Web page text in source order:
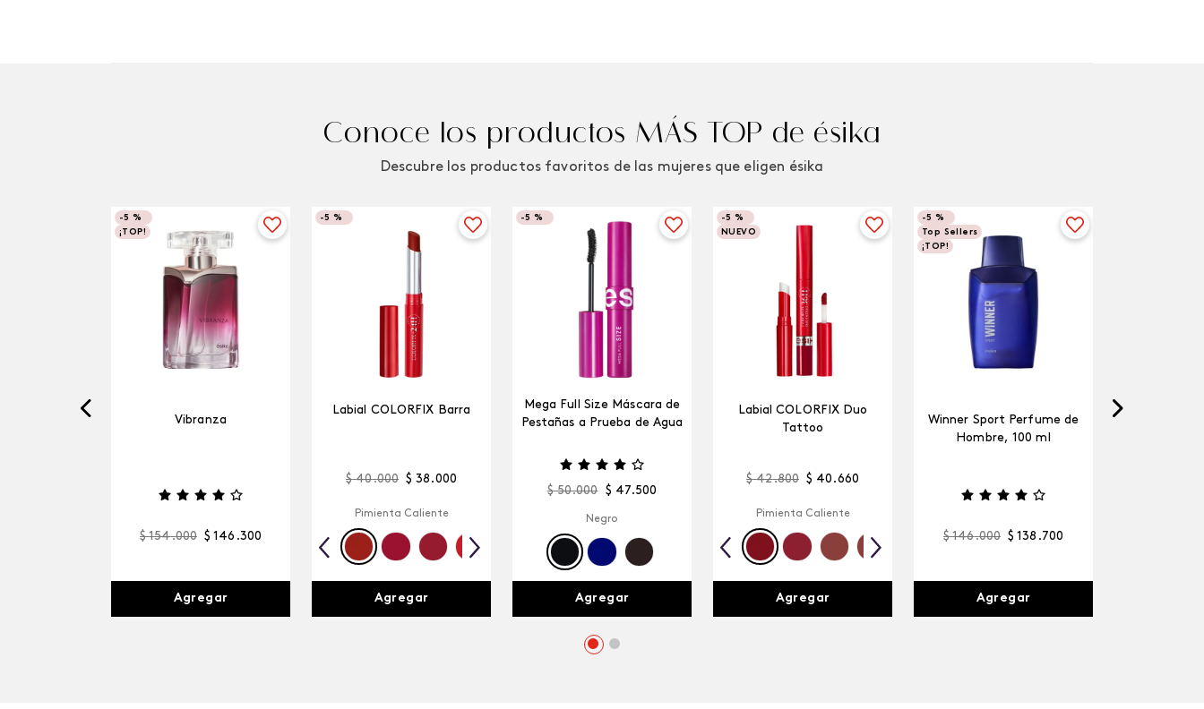
Conoce los productos MÁS TOP de ésika
Descubre los productos favoritos de las mujeres que eligen ésika
-5 %
¡TOP!
Vibranza
$ 154.000 $ 146 .300
Agregar
-5 %
Labial COLORFIX Barra
$ 40.000 $ 38 .000
Pimienta Caliente
Agregar
-5 %
Mega Full Size Máscara de
Pestañas a Prueba de Agua
$ 50.000 $ 47.500
Negro
Agregar
-5 %
NUEVO
Labial COLORFIX Duo
Tattoo
$ 42.800 $ 40 .660
Pimienta Caliente
Agregar
-5 %
Top Sellers
¡TOP!
Winner Sport Perfume de
Hombre, 100 ml
$ 146.000 $ 138 .700
Agregar